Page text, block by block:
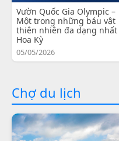
Vườn Quốc Gia Olympic –
Một trong những báu vật
thiên nhiên đa dạng nhất
Hoa Kỳ
05/05/2026
Chợ du lịch